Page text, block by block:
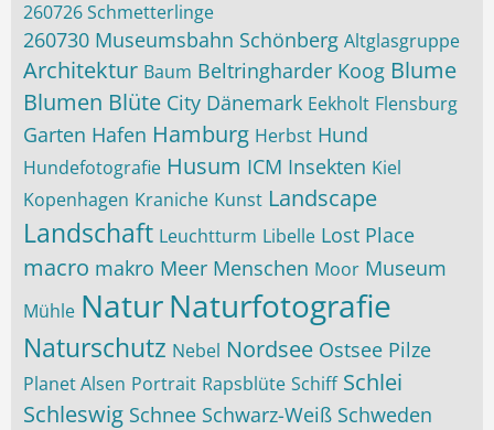
260726 Schmetterlinge
260730 Museumsbahn Schönberg Altglasgruppe
Architektur Baum Beltringharder Koog Blume
Blumen Blüte City Dänemark Eekholt Flensburg
Garten Hafen Hamburg Herbst Hund
Hundefotografie Husum ICM Insekten Kiel
Kopenhagen Kraniche Kunst Landscape
Landschaft Leuchtturm Libelle Lost Place
macro makro Meer Menschen Moor Museum
Mühle NaturNaturfotografie
Naturschutz Nebel Nordsee Ostsee Pilze
Planet Alsen Portrait Rapsblüte Schiff Schlei
Schleswig Schnee Schwarz-Weiß Schweden